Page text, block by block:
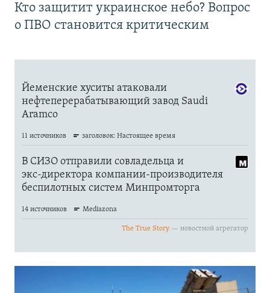
Кто защитит украинское небо? Вопрос
о ПВО становится критическим